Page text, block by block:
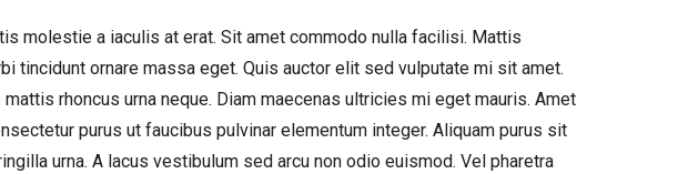
molestie a iaculis at erat. Sit amet commodo nulla facilisi. Mattis
tincidunt ornare massa eget. Quis auctor elit sed vulputate mi sit amet.
rhoncus urna neque. Diam maecenas ultricies mi eget mauris. Amet
purus ut faucibus pulvinar elementum integer. Aliquam purus sit
urna. A lacus vestibulum sed arcu non odio euismod. Vel pharetra